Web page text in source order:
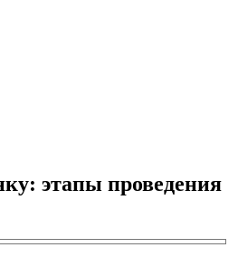
этапы проведения